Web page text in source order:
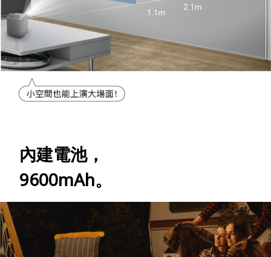
內建電池，
9600mAh。